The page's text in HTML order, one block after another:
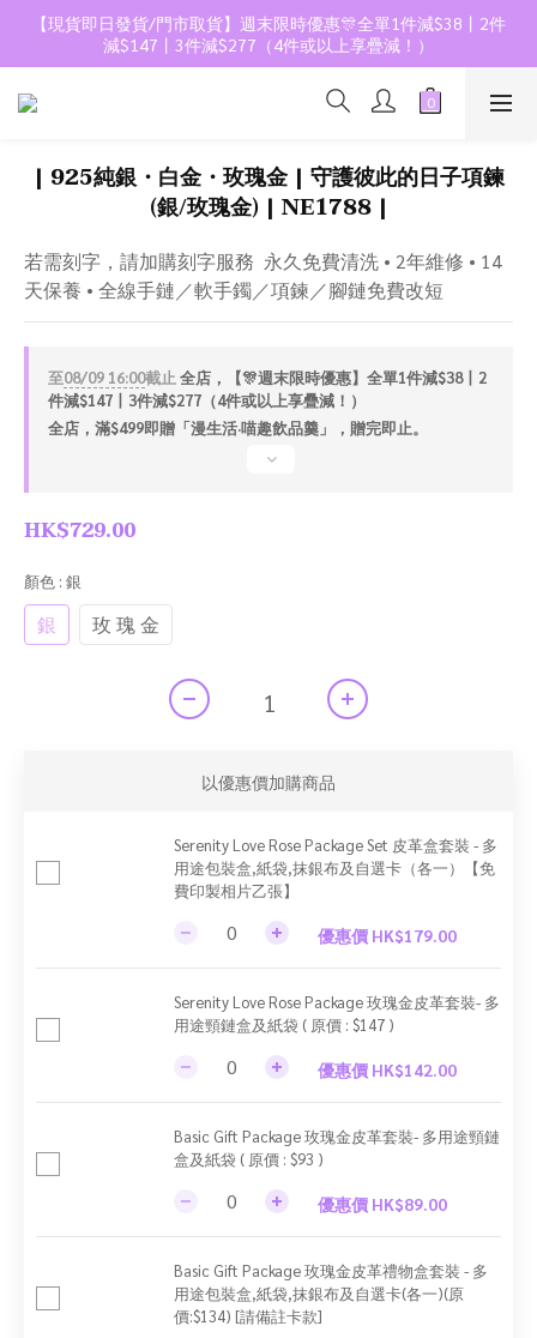
【現貨即日發貨/門市取貨】週末限時優惠🎊全單1件減$38丨2件
減$147丨3件減$277（4件或以上享疊減！）
| 925純銀・白金・玫瑰金 | 守護彼此的日子項鍊
(銀/玫瑰金) | NE1788 |
若需刻字，請加購刻字服務  永久免費清洗 • 2年維修 • 14
天保養 • 全線手鏈／軟手鐲／項鍊／腳鏈免費改短
至08/09 16:00截止 全店，【🎊週末限時優惠】全單1件減$38丨2
件減$147丨3件減$277（4件或以上享疊減！）
全店，滿$499即贈「漫生活·喵趣飲品羹」，贈完即止。
HK$729.00
顏色 : 銀
銀 玫 瑰 金
以優惠價加購商品
Serenity Love Rose Package Set 皮革盒套裝 - 多
用途包裝盒,紙袋,抹銀布及自選卡（各一）【免
費印製相片乙張】
優惠價 HK$179.00
Serenity Love Rose Package 玫瑰金皮革套裝- 多
用途頸鏈盒及紙袋 ( 原價 : $147 )
優惠價 HK$142.00
Basic Gift Package 玫瑰金皮革套裝- 多用途頸鏈
盒及紙袋 ( 原價 : $93 )
優惠價 HK$89.00
Basic Gift Package 玫瑰金皮革禮物盒套裝 - 多
用途包裝盒,紙袋,抹銀布及自選卡(各一)(原
價:$134) [請備註卡款]